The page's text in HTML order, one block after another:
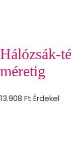
Hálózsák-
méretig
13.908 Ft Érdekel